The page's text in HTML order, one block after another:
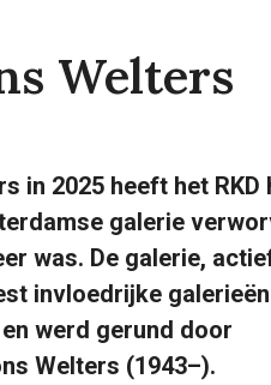
Welters
in 2025 heeft het RKD
galerie
was. De galerie,
invloedrijke galerieën
werd gerund door
Welters (1943–).